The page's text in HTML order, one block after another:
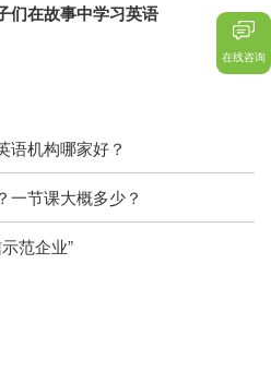
们在故事中学习英语
语机构哪家好？
一节课大概多少？
范企业”
在线咨询